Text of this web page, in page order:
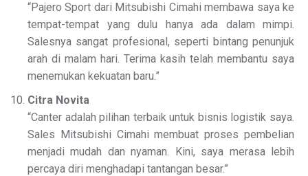
“Pajero Sport dari Mitsubishi Cimahi membawa saya ke
tempat-tempat yang dulu hanya ada dalam mimpi.
Salesnya sangat profesional, seperti bintang penunjuk
arah di malam hari. Terima kasih telah membantu saya
menemukan kekuatan baru.”
Citra Novita
“Canter adalah pilihan terbaik untuk bisnis logistik saya.
Sales Mitsubishi Cimahi membuat proses pembelian
menjadi mudah dan nyaman. Kini, saya merasa lebih
percaya diri menghadapi tantangan besar.”